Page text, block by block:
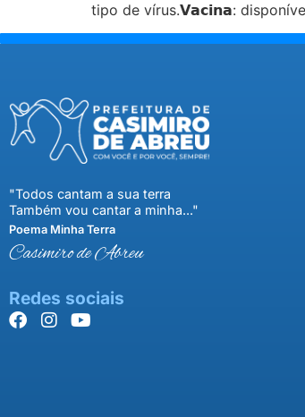
tipo de vírus.𝗩𝗮𝗰𝗶𝗻𝗮:
"Todos cantam a sua terra
Também vou cantar a minha..."
Poema Minha Terra
Casimiro de Abreu
Redes sociais